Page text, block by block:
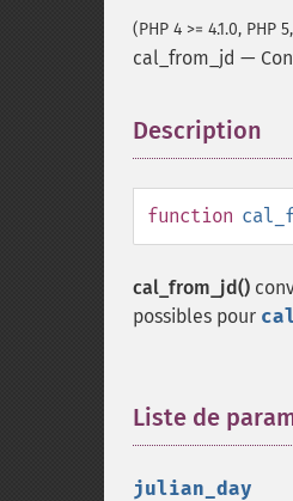
(PHP 4 >= 4.1.0, PHP
cal_from_jd —
Description
function
cal_from_jd()
possibles pour
Liste de
julian_day